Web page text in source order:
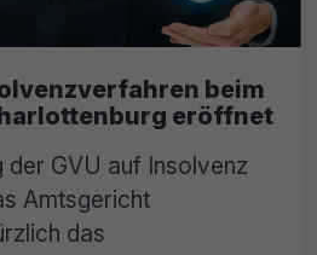
beim
eröffnet
der GVU auf Insolvenz
Amtsgericht
das